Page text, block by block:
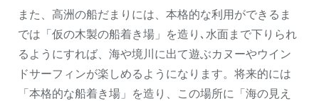
また、高洲の船だまりには、本格的な利用ができるま
では「仮の木製の船着き場」を造り､水面まで下りられ
るようにすれば、海や境川に出て遊ぶカヌーやウイン
ドサーフィンが楽しめるようになります。将来的には
「本格的な船着き場」を造り、この場所に「海の見え